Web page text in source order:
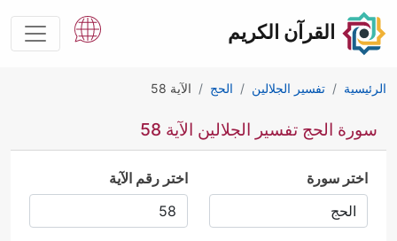
القرآن الكريم
الرئيسية تفسير الجلالين الحج الآية 58
سورة الحج تفسير الجلالين الآية 58
اختر سورة اختر رقم الآية